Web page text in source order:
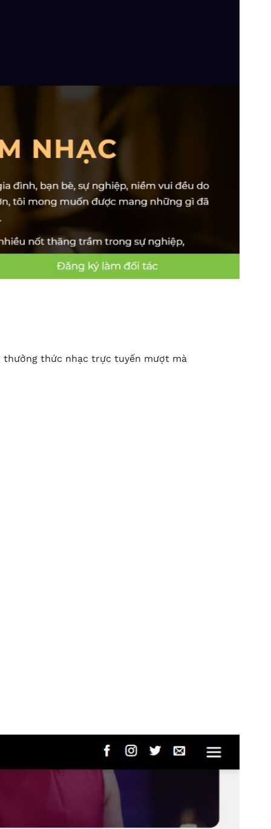
thưởng thức nhạc trực tuyến mượt mà